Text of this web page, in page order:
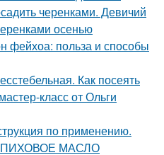
черенками. Девичий
осенью
фейхоа: польза и способы
Как посеять
класс от Ольги
по применению.
МАСЛО